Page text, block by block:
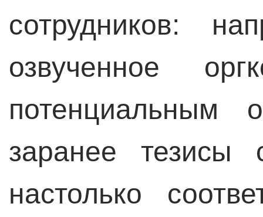
сотрудников:
озвученное
потенциальным
заранее тезисы
настолько